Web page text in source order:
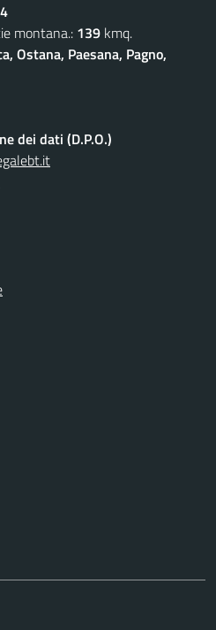
montana.: 139 kmq.
Ostana, Paesana, Pagno,
dei dati (D.P.O.)